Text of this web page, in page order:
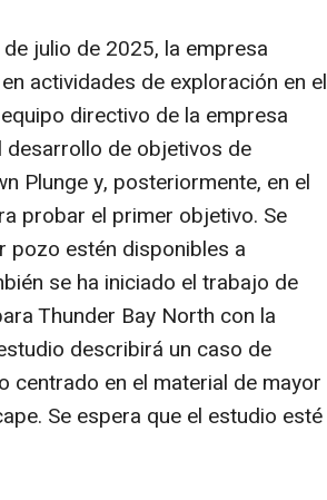
julio de 2025, la empresa
actividades de exploración en el
directivo de la empresa
de objetivos de
Plunge y, posteriormente, en el
probar el primer objetivo. Se
pozo estén disponibles a
se ha iniciado el trabajo de
Thunder Bay North con la
describirá un caso de
centrado en el material de mayor
Se espera que el estudio esté